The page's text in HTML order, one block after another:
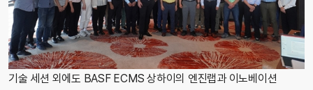
기술 세션 외에도 BASF ECMS 상하이의 엔진랩과 이노베이션